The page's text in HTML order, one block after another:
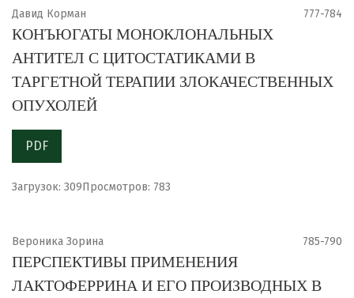
Давид Корман 777-784
КОНЪЮГАТЫ МОНОКЛОНАЛЬНЫХ
АНТИТЕЛ С ЦИТОСТАТИКАМИ В
ТАРГЕТНОЙ ТЕРАПИИ ЗЛОКАЧЕСТВЕННЫХ
ОПУХОЛЕЙ
PDF
Загрузок: 309Просмотров: 783
Вероника Зорина 785-790
ПЕРСПЕКТИВЫ ПРИМЕНЕНИЯ
ЛАКТОФЕРРИНА И ЕГО ПРОИЗВОДНЫХ В